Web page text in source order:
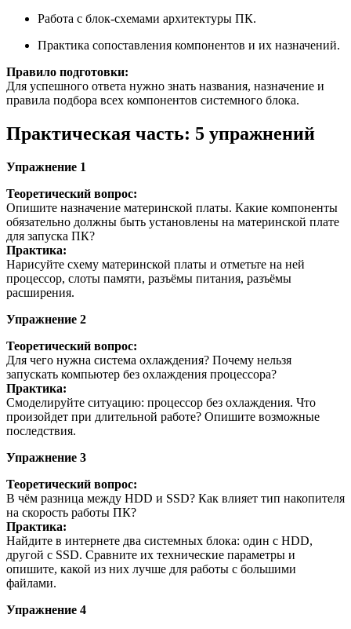
Работа с блок-схемами архитектуры ПК.
Практика сопоставления компонентов и их назначений.
Правило подготовки:
Для успешного ответа нужно знать названия, назначение и
правила подбора всех компонентов системного блока.
Практическая часть: 5 упражнений
Упражнение 1
Теоретический вопрос:
Опишите назначение материнской платы. Какие компоненты
обязательно должны быть установлены на материнской плате
для запуска ПК?
Практика:
Нарисуйте схему материнской платы и отметьте на ней
процессор, слоты памяти, разъёмы питания, разъёмы
расширения.
Упражнение 2
Теоретический вопрос:
Для чего нужна система охлаждения? Почему нельзя
запускать компьютер без охлаждения процессора?
Практика:
Смоделируйте ситуацию: процессор без охлаждения. Что
произойдет при длительной работе? Опишите возможные
последствия.
Упражнение 3
Теоретический вопрос:
В чём разница между HDD и SSD? Как влияет тип накопителя
на скорость работы ПК?
Практика:
Найдите в интернете два системных блока: один с HDD,
другой с SSD. Сравните их технические параметры и
опишите, какой из них лучше для работы с большими
файлами.
Упражнение 4